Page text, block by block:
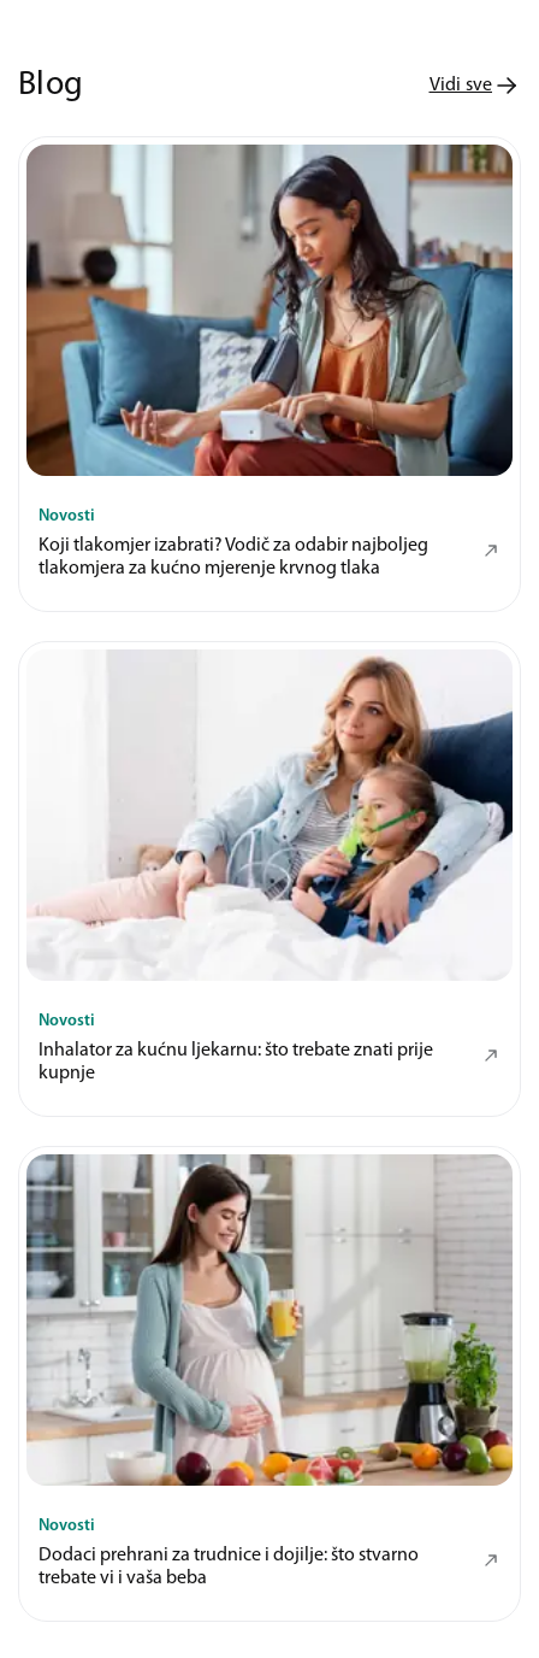
Blog Vidi sve
Novosti
Koji tlakomjer izabrati? Vodič za odabir najboljeg
tlakomjera za kućno mjerenje krvnog tlaka
Novosti
Inhalator za kućnu ljekarnu: što trebate znati prije
kupnje
Novosti
Dodaci prehrani za trudnice i dojilje: što stvarno
trebate vi i vaša beba